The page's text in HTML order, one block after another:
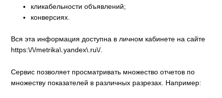
кликабельности объявлений;
конверсиях.
Вся эта информация доступна в личном кабинете на сайте
https:\/\/metrika\.yandex\.ru\/.
Сервис позволяет просматривать множество отчетов по
множеству показателей в различных разрезах. Например: